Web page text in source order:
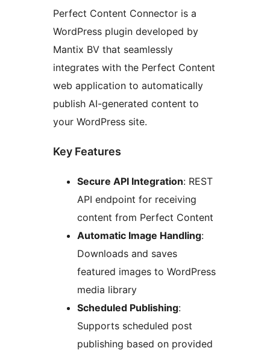
Perfect Content Connector is a
WordPress plugin developed by
Mantix BV that seamlessly
integrates with the Perfect Content
web application to automatically
publish AI-generated content to
your WordPress site.
Key Features
Secure API Integration: REST
API endpoint for receiving
content from Perfect Content
Automatic Image Handling:
Downloads and saves
featured images to WordPress
media library
Scheduled Publishing:
Supports scheduled post
publishing based on provided